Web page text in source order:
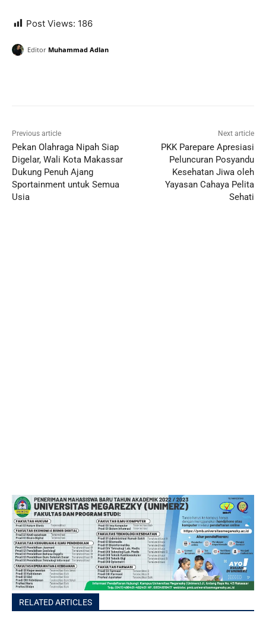
Post Views: 186
Editor Muhammad Adlan
Previous article
Pekan Olahraga Nipah Siap
Digelar, Wali Kota Makassar
Dukung Penuh Ajang
Sportainment untuk Semua
Usia
Next article
PKK Parepare Apresiasi
Peluncuran Posyandu
Kesehatan Jiwa oleh
Yayasan Cahaya Pelita
Sehati
RELATED ARTICLES